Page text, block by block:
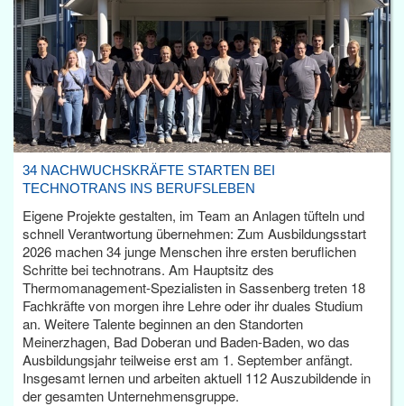
34 NACHWUCHSKRÄFTE STARTEN BEI
TECHNOTRANS INS BERUFSLEBEN
Eigene Projekte gestalten, im Team an Anlagen tüfteln und
schnell Verantwortung übernehmen: Zum Ausbildungsstart
2026 machen 34 junge Menschen ihre ersten beruflichen
Schritte bei technotrans. Am Hauptsitz des
Thermomanagement-Spezialisten in Sassenberg treten 18
Fachkräfte von morgen ihre Lehre oder ihr duales Studium
an. Weitere Talente beginnen an den Standorten
Meinerzhagen, Bad Doberan und Baden-Baden, wo das
Ausbildungsjahr teilweise erst am 1. September anfängt.
Insgesamt lernen und arbeiten aktuell 112 Auszubildende in
der gesamten Unternehmensgruppe.